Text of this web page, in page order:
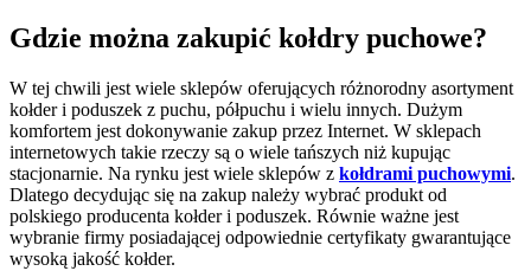
Gdzie można zakupić kołdry puchowe?
W tej chwili jest wiele sklepów oferujących różnorodny asortyment
kołder i poduszek z puchu, półpuchu i wielu innych. Dużym
komfortem jest dokonywanie zakup przez Internet. W sklepach
internetowych takie rzeczy są o wiele tańszych niż kupując
stacjonarnie. Na rynku jest wiele sklepów z kołdrami puchowymi.
Dlatego decydując się na zakup należy wybrać produkt od
polskiego producenta kołder i poduszek. Równie ważne jest
wybranie firmy posiadającej odpowiednie certyfikaty gwarantujące
wysoką jakość kołder.